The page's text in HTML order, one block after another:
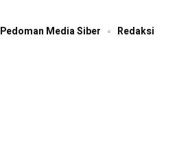
Pedoman Media Siber Redaksi